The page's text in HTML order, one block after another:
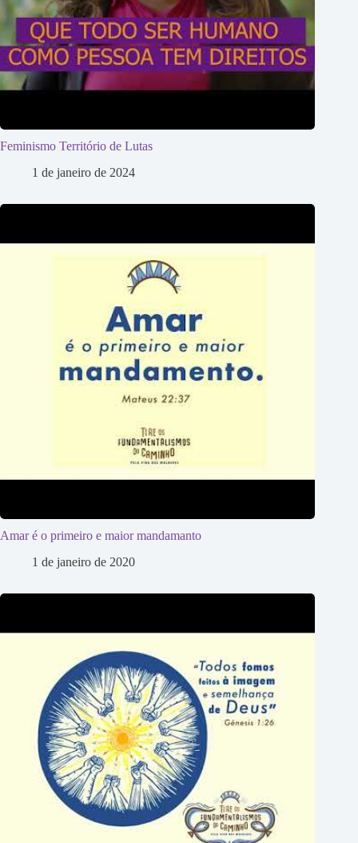
Feminismo Território de Lutas
1 de janeiro de 2024
Amar é o primeiro e maior mandamanto
1 de janeiro de 2020